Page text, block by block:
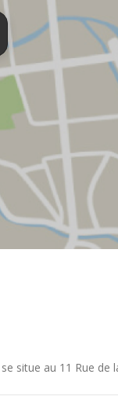
situe au 11 Rue de